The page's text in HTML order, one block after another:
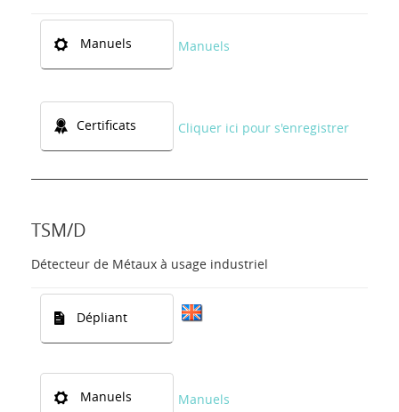
Manuels Manuels
Certificats Cliquer ici pour s'enregistrer
TSM/D
Détecteur de Métaux à usage industriel
Dépliant
Manuels Manuels